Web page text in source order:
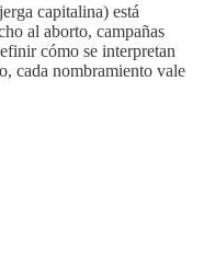
capitalina) está
al aborto, campañas
cómo se interpretan
cada nombramiento vale